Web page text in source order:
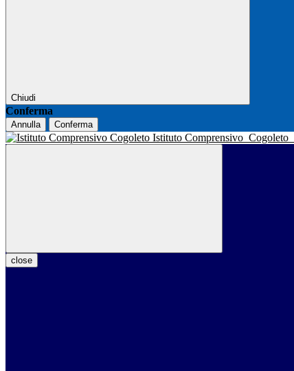
Chiudi
Conferma
Annulla Conferma
Istituto Comprensivo Cogoleto
close